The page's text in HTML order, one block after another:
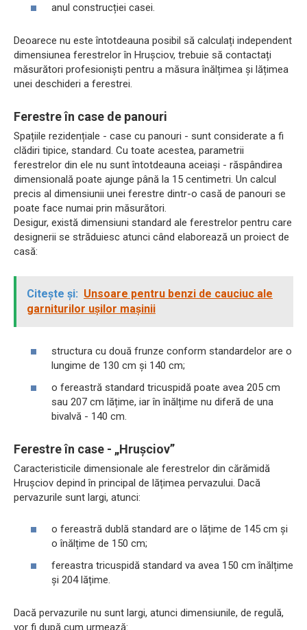
anul construcției casei.
Deoarece nu este întotdeauna posibil să calculați independent
dimensiunea ferestrelor în Hrușciov, trebuie să contactați
măsurători profesioniști pentru a măsura înălțimea și lățimea
unei deschideri a ferestrei.
Ferestre în case de panouri
Spațiile rezidențiale - case cu panouri - sunt considerate a fi
clădiri tipice, standard. Cu toate acestea, parametrii
ferestrelor din ele nu sunt întotdeauna aceiași - răspândirea
dimensională poate ajunge până la 15 centimetri. Un calcul
precis al dimensiunii unei ferestre dintr-o casă de panouri se
poate face numai prin măsurători.
Desigur, există dimensiuni standard ale ferestrelor pentru care
designerii se străduiesc atunci când elaborează un proiect de
casă:
Citește și: Unsoare pentru benzi de cauciuc ale
garniturilor ușilor mașinii
structura cu două frunze conform standardelor are o
lungime de 130 cm și 140 cm;
o fereastră standard tricuspidă poate avea 205 cm
sau 207 cm lățime, iar în înălțime nu diferă de una
bivalvă - 140 cm.
Ferestre în case - „Hrușciov”
Caracteristicile dimensionale ale ferestrelor din cărămidă
Hrușciov depind în principal de lățimea pervazului. Dacă
pervazurile sunt largi, atunci:
o fereastră dublă standard are o lățime de 145 cm și
o înălțime de 150 cm;
fereastra tricuspidă standard va avea 150 cm înălțime
și 204 lățime.
Dacă pervazurile nu sunt largi, atunci dimensiunile, de regulă,
vor fi după cum urmează: